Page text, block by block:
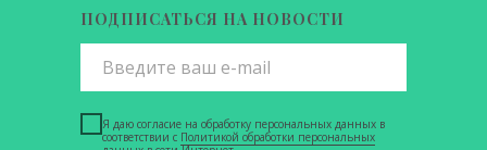
Я даю согласие на обработку персональных данных в
соответствии с Политикой обработки персональных
ПОДПИСАТЬСЯ НА НОВОСТИ